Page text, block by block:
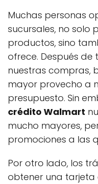
Muchas personas
sucursales, no solo
productos, sino
ofrece. Después
nuestras compras,
mayor provecho a
presupuesto. Sin
crédito Walmart
mucho mayores,
promociones a las
Por otro lado, los
obtener una tarjeta